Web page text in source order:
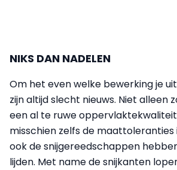
NIKS DAN NADELEN
Om het even welke bewerking je
zijn altijd slecht nieuws. Niet alleen
een al te ruwe
misschien zelfs de maattoleranties
ook de snijgereedschappen
lijden. Met name de snijkanten